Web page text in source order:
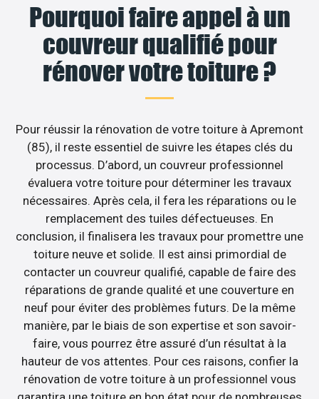
Pourquoi faire appel à un
couvreur qualifié pour
rénover votre toiture ?
Pour réussir la rénovation de votre toiture à Apremont
(85), il reste essentiel de suivre les étapes clés du
processus. D’abord, un couvreur professionnel
évaluera votre toiture pour déterminer les travaux
nécessaires. Après cela, il fera les réparations ou le
remplacement des tuiles défectueuses. En
conclusion, il finalisera les travaux pour promettre une
toiture neuve et solide. Il est ainsi primordial de
contacter un couvreur qualifié, capable de faire des
réparations de grande qualité et une couverture en
neuf pour éviter des problèmes futurs. De la même
manière, par le biais de son expertise et son savoir-
faire, vous pourrez être assuré d’un résultat à la
hauteur de vos attentes. Pour ces raisons, confier la
rénovation de votre toiture à un professionnel vous